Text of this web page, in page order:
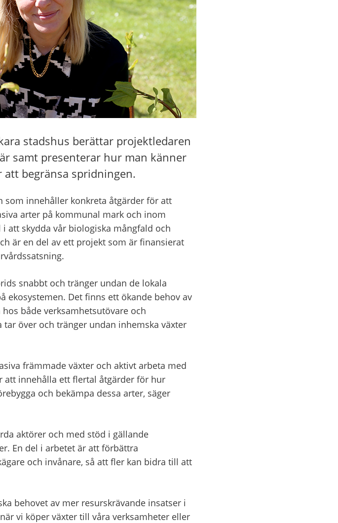
stadshus berättar projektledaren
samt presenterar hur man känner
att begränsa spridningen.
som innehåller konkreta åtgärder för att
arter på kommunal mark och inom
att skydda vår biologiska mångfald och
är en del av ett projekt som är finansierat
snabbt och tränger undan de lokala
ekosystemen. Det finns ett ökande behov av
både verksamhetsutövare och
över och tränger undan inhemska växter
främmade växter och aktivt arbeta med
att innehålla ett flertal åtgärder för hur
och bekämpa dessa arter, säger
aktörer och med stöd i gällande
En del i arbetet är att förbättra
och invånare, så att fler kan bidra till att
behovet av mer resurskrävande insatser i
vi köper växter till våra verksamheter eller